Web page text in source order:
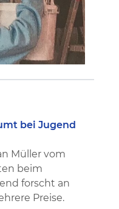
bei Jugend
Müller vom
beim
forscht an
Preise.